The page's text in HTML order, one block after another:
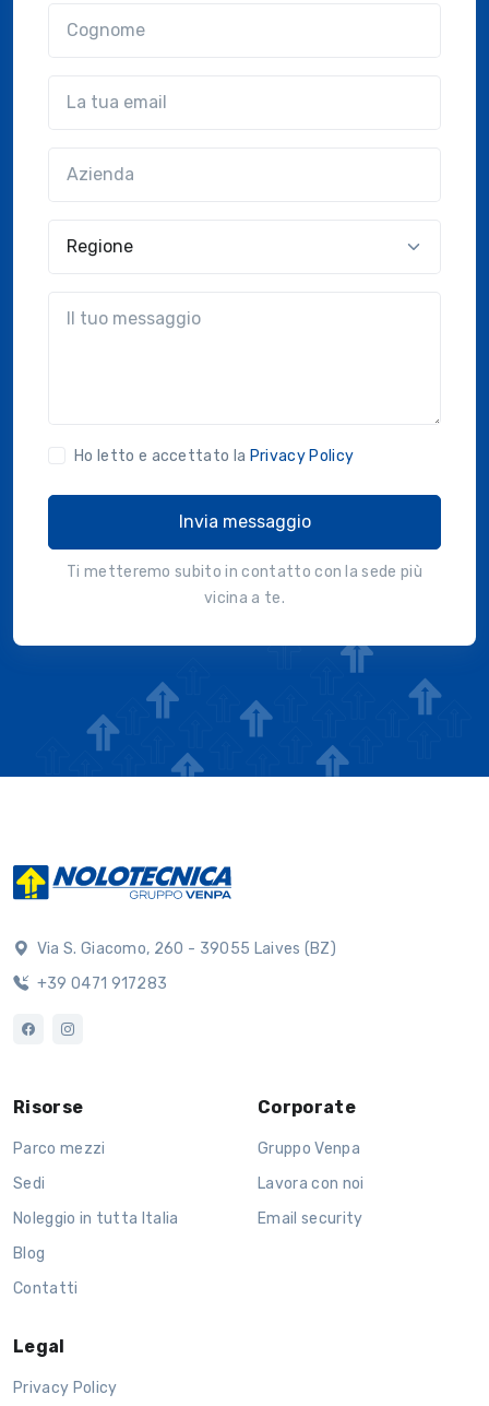
Ho letto e accettato la Privacy Policy
Invia messaggio
Ti metteremo subito in contatto con la sede più
vicina a te.
Via S. Giacomo, 260 - 39055 Laives (BZ)
+39 0471 917283
Risorse
Parco mezzi
Sedi
Noleggio in tutta Italia
Blog
Contatti
Corporate
Gruppo Venpa
Lavora con noi
Email security
Legal
Privacy Policy